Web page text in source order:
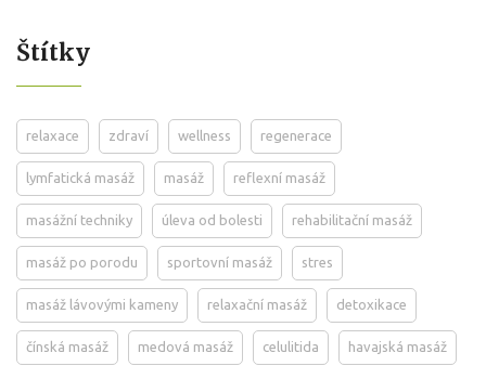
Štítky
relaxace zdraví wellness regenerace
lymfatická masáž masáž reflexní masáž
masážní techniky úleva od bolesti rehabilitační masáž
masáž po porodu sportovní masáž stres
masáž lávovými kameny relaxační masáž detoxikace
čínská masáž medová masáž celulitida havajská masáž